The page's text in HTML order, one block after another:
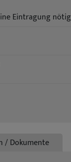
Eintragung nötig
/ Dokumente